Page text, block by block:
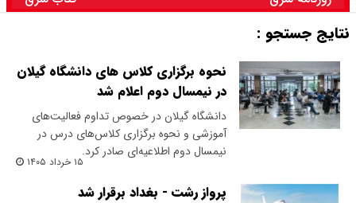
نتایج جستجو :
نحوه برگزاری کلاس های دانشگاه گیلان
در نیمسال دوم اعلام شد
دانشگاه گیلان در خصوص تداوم فعالیت‌های
آموزشی و نحوه برگزاری کلاس‌های درس در
نیمسال دوم اطلاعیه‌ای صادر کرد.
۱۵ خرداد ۱۴۰۵
پرواز رشت - بغداد برقرار شد